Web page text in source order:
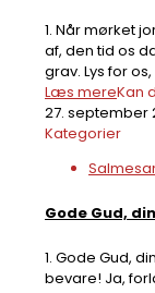
1. Når mørket
af, den tid os
grav. Lys for
Kan
Læs mere
27. september
Kategorier
Gode Gud,
1. Gode Gud,
bevare! Ja,